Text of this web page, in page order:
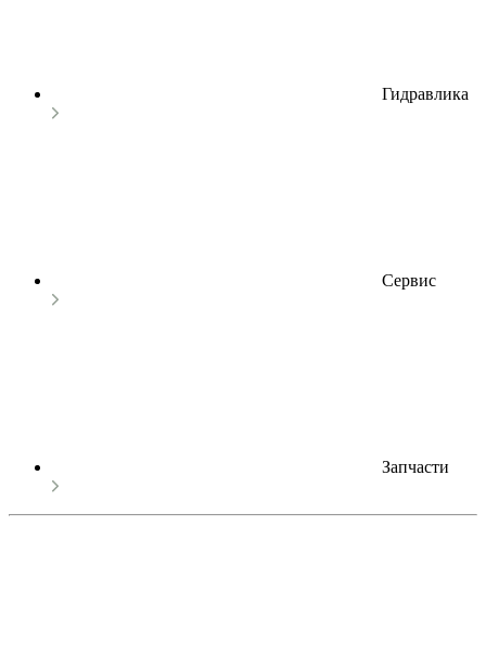
Гидравлика
Сервис
Запчасти